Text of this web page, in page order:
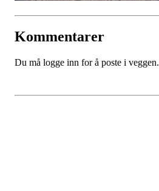
Kommentarer
Du må logge inn for å poste i veggen.